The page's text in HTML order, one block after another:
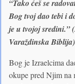
“Tako ćeš se
Bog tvoj dao tebi i
je u tvojoj sredini.”
Varaždinska Biblija)
Bog je Izraelcima
okupe pred Njim na